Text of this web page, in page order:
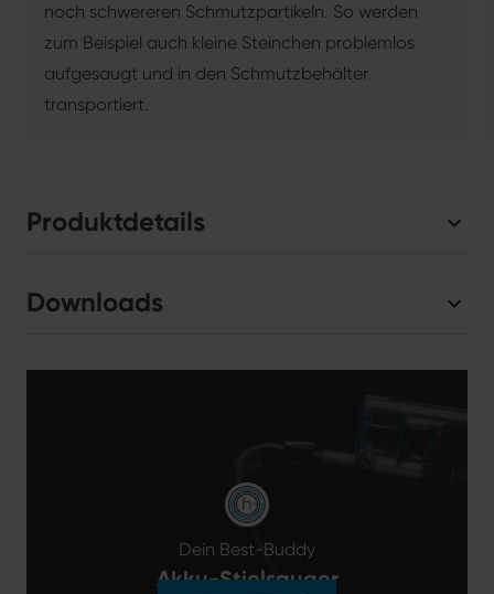
noch schwereren Schmutzpartikeln. So werden
zum Beispiel auch kleine Steinchen problemlos
aufgesaugt und in den Schmutzbehälter
transportiert.
Produktdetails
Downloads
Dein Best-Buddy
Akku-Stielsauger